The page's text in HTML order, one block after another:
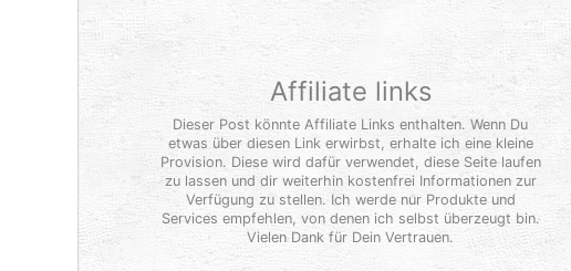
Affiliate links
Dieser Post könnte Affiliate Links enthalten. Wenn Du
etwas über diesen Link erwirbst, erhalte ich eine kleine
Provision. Diese wird dafür verwendet, diese Seite laufen
zu lassen und dir weiterhin kostenfrei Informationen zur
Verfügung zu stellen. Ich werde nur Produkte und
Services empfehlen, von denen ich selbst überzeugt bin.
Vielen Dank für Dein Vertrauen.